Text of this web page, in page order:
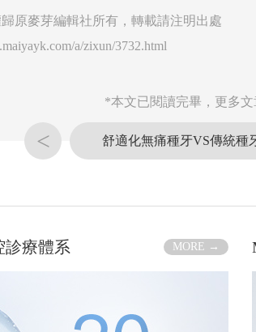
原麥芽編輯社所有，轉載請注明出處
a/zixun/3732.html
*本文已閱讀完畢，更多
< 舒適化無痛種牙VS傳統種
診療體系 MORE →
邵俊强